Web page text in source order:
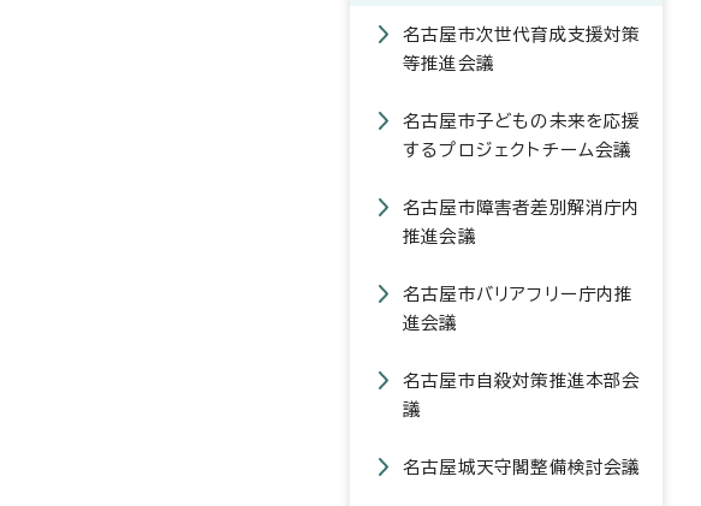
名古屋市次世代育成支援対策
等推進会議
名古屋市子どもの未来を応援
するプロジェクトチーム会議
名古屋市障害者差別解消庁内
推進会議
名古屋市バリアフリー庁内推
進会議
名古屋市自殺対策推進本部会
議
名古屋城天守閣整備検討会議